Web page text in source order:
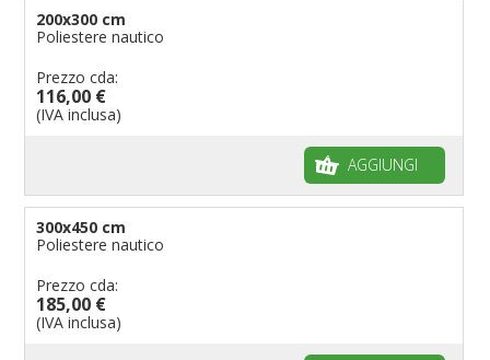
200x300 cm
Poliestere nautico
Prezzo cda:
116,00 €
(IVA inclusa)
AGGIUNGI
300x450 cm
Poliestere nautico
Prezzo cda:
185,00 €
(IVA inclusa)